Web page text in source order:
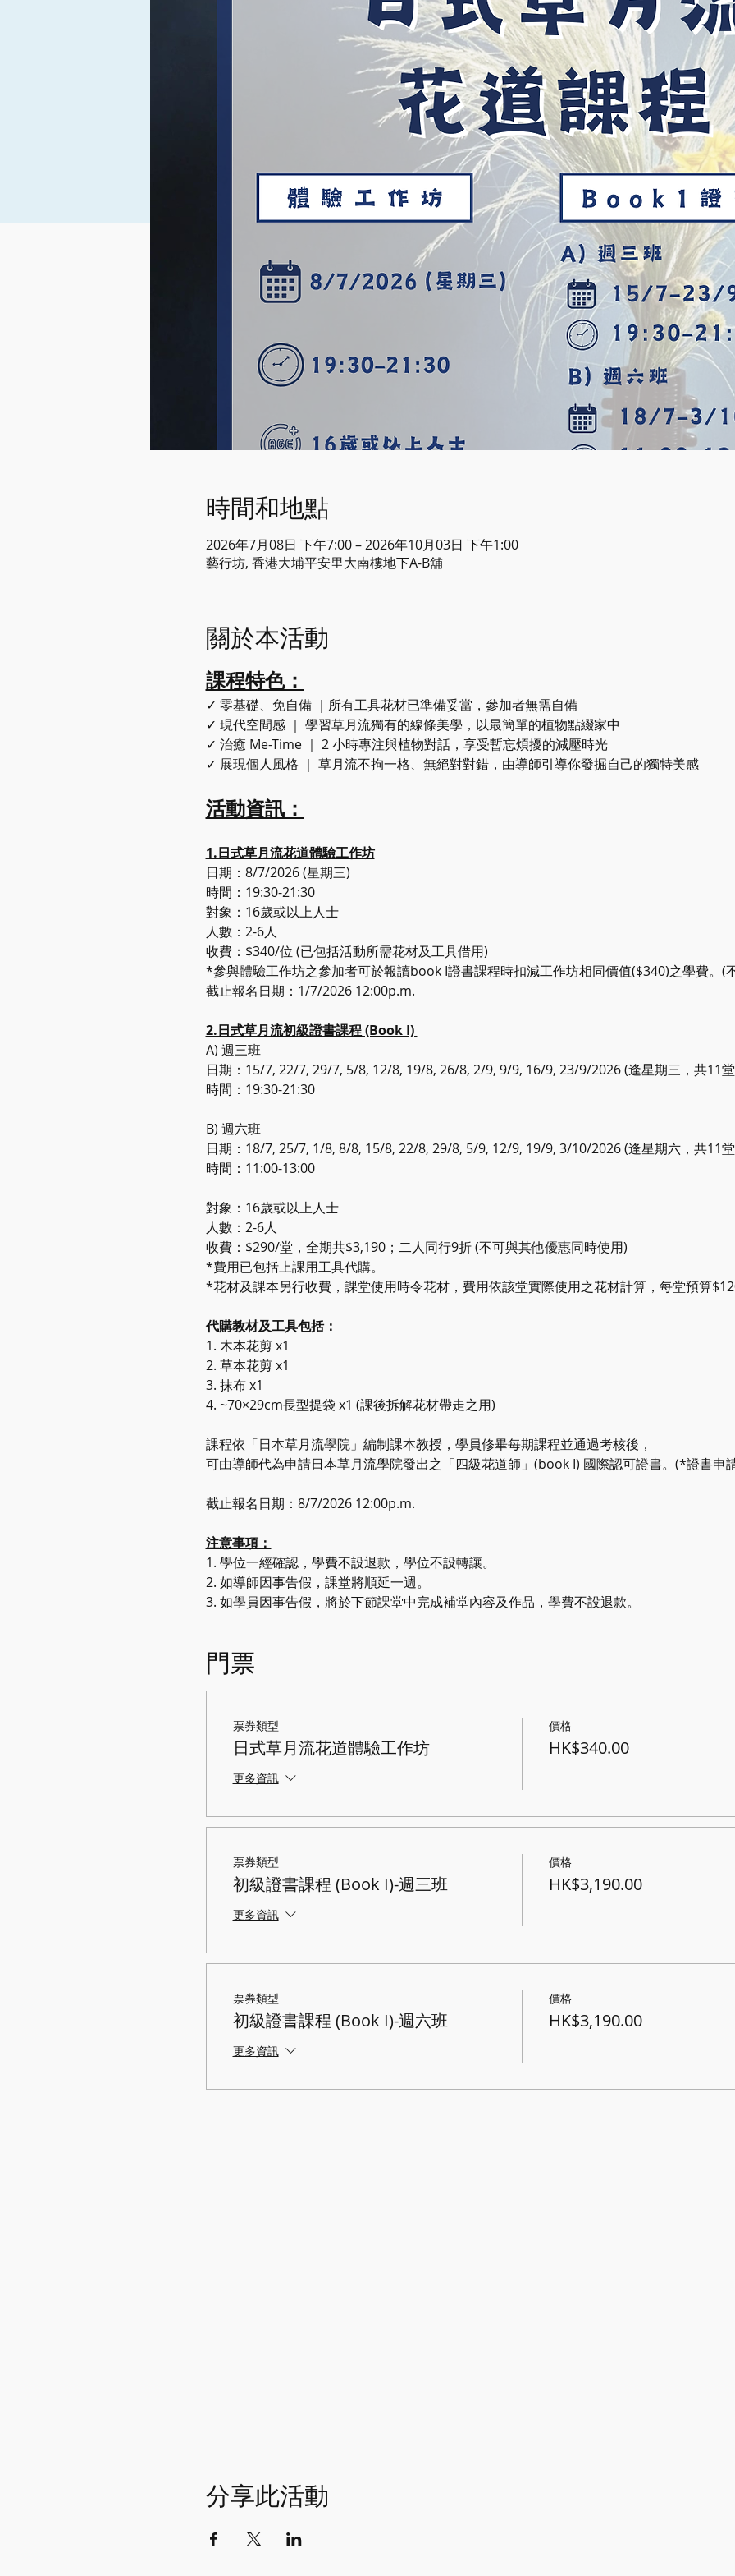
時間和地點
2026年7月08日 下午7:00 – 2026年10月03日 下午1:00
藝行坊, 香港大埔平安里大南樓地下A-B舖
關於本活動
課程特色：
✓ 零基礎、免自備 ｜所有工具花材已準備妥當，參加者無需自備
​✓ 現代空間感 ｜ 學習草月流獨有的線條美學，以最簡單的植物點綴家中
​✓ 治癒 Me-Time ｜ 2 小時專注與植物對話，享受暫忘煩擾的減壓時光
​✓ 展現個人風格 ｜ 草月流不拘一格、無絕對對錯，由導師引導你發掘自己的獨特美感
活動資訊：
1.日式草月流花道體驗工作坊
日期：8/7/2026 (星期三)
時間：19:30-21:30
對象：16歲或以上人士
人數：2-6人
收費：$340/位 (已包括活動所需花材及工具借用)
*參與體驗工作坊之參加者可於報讀book I證書課程時扣減工作坊相同價值($340)之學費。(
截止報名日期：1/7/2026 12:00p.m.
2.日式草月流初級證書課程 (Book I)
A) 週三班
日期：15/7, 22/7, 29/7, 5/8, 12/8, 19/8, 26/8, 2/9, 9/9, 16/9, 23/9/2026 (逢星期三，共11
時間：19:30-21:30
B) 週六班
日期：18/7, 25/7, 1/8, 8/8, 15/8, 22/8, 29/8, 5/9, 12/9, 19/9, 3/10/2026 (逢星期六，共11
時間：11:00-13:00
對象：16歲或以上人士
人數：2-6人
收費：$290/堂，全期共$3,190；二人同行9折 (不可與其他優惠同時使用)
*費用已包括上課用工具代購。
*花材及課本另行收費，課堂使用時令花材，費用依該堂實際使用之花材計算，每堂預算
代購教材及工具包括：
1.⁠ ⁠木本花剪 x1
2.⁠ ⁠草本花剪 x1
3.⁠ ⁠抹布 x1
4.⁠ ⁠~70×29cm長型提袋 x1 (課後拆解花材帶走之用)
課程依「日本草月流學院」編制課本教授，學員修畢每期課程並通過考核後，
可由導師代為申請日本草月流學院發出之「四級花道師」(book I) 國際認可證書。(*證書申
截止報名日期：8/7/2026 12:00p.m.
注意事項：
1.⁠ ⁠學位一經確認，學費不設退款，學位不設轉讓。
2.⁠ ⁠如導師因事告假，課堂將順延一週。
3.⁠ ⁠如學員因事告假，將於下節課堂中完成補堂內容及作品，學費不設退款。
門票
票券類型
日式草月流花道體驗工作坊
更多資訊
價格
HK$340.00
票券類型
初級證書課程 (Book I)-週三班
更多資訊
價格
HK$3,190.00
票券類型
初級證書課程 (Book I)-週六班
更多資訊
價格
HK$3,190.00
分享此活動